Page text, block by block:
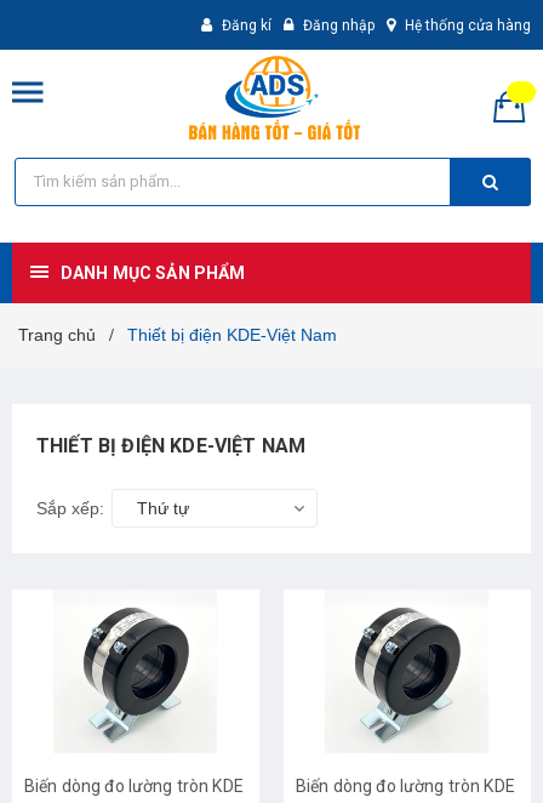
Đăng kí Đăng nhập Hệ thống cửa hàng
DANH MỤC SẢN PHẨM
Trang chủ / Thiết bị điện KDE-Việt Nam
THIẾT BỊ ĐIỆN KDE-VIỆT NAM
Sắp xếp: Thứ tự
Biến dòng đo lường tròn KDE
Biến dòng đo lường tròn KDE